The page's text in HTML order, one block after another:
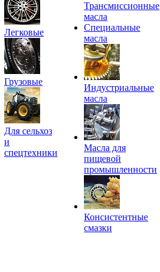
Легковые
Грузовые
Для сельхоз
и
спецтехники
Трансмиссионные
масла
Специальные
масла
Индустриальные
масла
Масла для
пищевой
промышленности
Консистентные
смазки